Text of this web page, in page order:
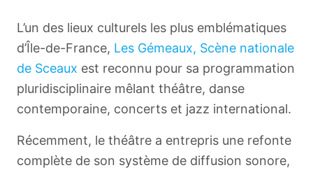
L’un des lieux culturels les plus emblématiques
d’Île-de-France, Les Gémeaux, Scène nationale
de Sceaux est reconnu pour sa programmation
pluridisciplinaire mêlant théâtre, danse
contemporaine, concerts et jazz international.
Récemment, le théâtre a entrepris une refonte
complète de son système de diffusion sonore,